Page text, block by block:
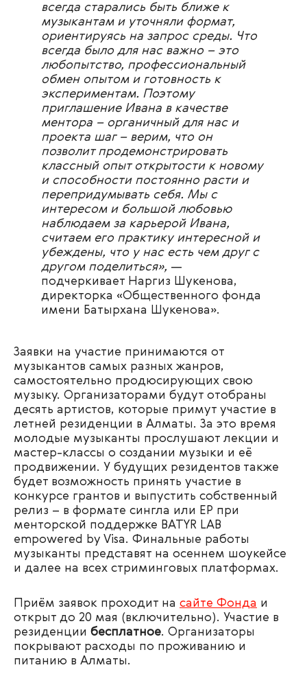
всегда старались быть ближе к
музыкантам и уточняли формат,
ориентируясь на запрос среды. Что
всегда было для нас важно – это
любопытство, профессиональный
обмен опытом и готовность к
экспериментам. Поэтому
приглашение Ивана в качестве
ментора – органичный для нас и
проекта шаг – верим, что он
позволит продемонстрировать
классный опыт открытости к новому
и способности постоянно расти и
перепридумывать себя. Мы с
интересом и большой любовью
наблюдаем за карьерой Ивана,
считаем его практику интересной и
убеждены, что у нас есть чем друг с
другом поделиться», —
подчеркивает Наргиз Шукенова,
директорка «Общественного фонда
имени Батырхана Шукенова».
Заявки на участие принимаются от
музыкантов самых разных жанров,
самостоятельно продюсирующих свою
музыку. Организаторами будут отобраны
десять артистов, которые примут участие в
летней резиденции в Алматы. За это время
молодые музыканты прослушают лекции и
мастер-классы о создании музыки и её
продвижении. У будущих резидентов также
будет возможность принять участие в
конкурсе грантов и выпустить собственный
релиз – в формате сингла или EP при
менторской поддержке BATYR LAB
empowered by Visa. Финальные работы
музыканты представят на осеннем шоукейсе
и далее на всех стриминговых платформах.
Приём заявок проходит на сайте Фонда и
открыт до 20 мая (включительно). Участие в
резиденции бесплатное. Организаторы
покрывают расходы по проживанию и
питанию в Алматы.